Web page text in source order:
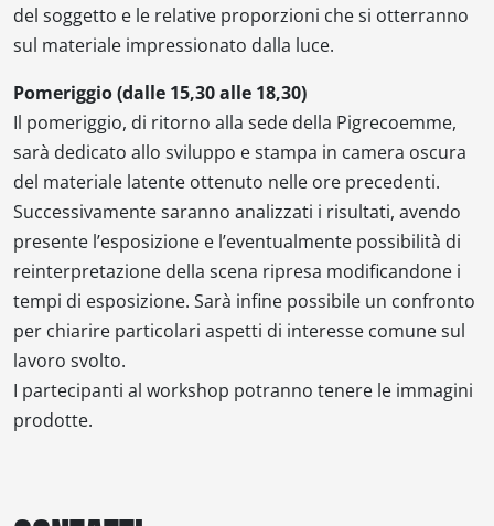
del soggetto e le relative proporzioni che si otterranno
sul materiale impressionato dalla luce.
Pomeriggio (dalle 15,30 alle 18,30)
Il pomeriggio, di ritorno alla sede della Pigrecoemme,
sarà dedicato allo sviluppo e stampa in camera oscura
del materiale latente ottenuto nelle ore precedenti.
Successivamente saranno analizzati i risultati, avendo
presente l’esposizione e l’eventualmente possibilità di
reinterpretazione della scena ripresa modificandone i
tempi di esposizione. Sarà infine possibile un confronto
per chiarire particolari aspetti di interesse comune sul
lavoro svolto.
I partecipanti al workshop potranno tenere le immagini
prodotte.